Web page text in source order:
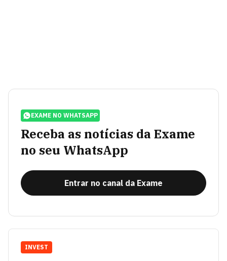
EXAME NO WHATSAPP
Receba as notícias da Exame
no seu WhatsApp
Entrar no canal da Exame
INVEST